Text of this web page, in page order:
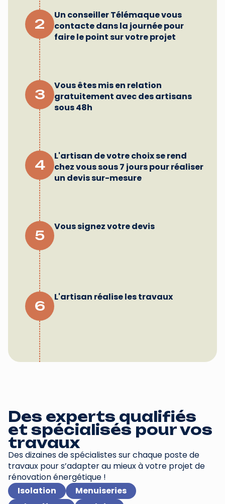
2
Un conseiller Télémaque vous
contacte dans la journée pour
faire le point sur votre projet
3
Vous êtes mis en relation
gratuitement avec des artisans
sous 48h
4
L'artisan de votre choix se rend
chez vous sous 7 jours pour réaliser
un devis sur-mesure
5
Vous signez votre devis
6
L'artisan réalise les travaux
Des experts qualifiés
et spécialisés pour vos
travaux
Des dizaines de spécialistes sur chaque poste de
travaux pour s’adapter au mieux à votre projet de
rénovation énergétique !
Isolation
Menuiseries